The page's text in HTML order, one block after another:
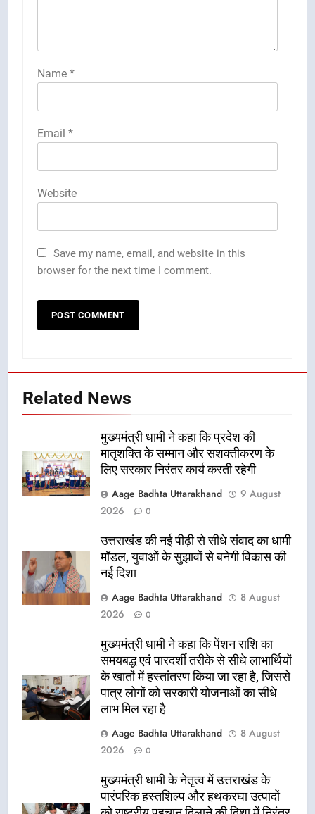
Name *
Email *
Website
Save my name, email, and website in this
browser for the next time I comment.
Related News
मुख्यमंत्री धामी ने कहा कि प्रदेश की
मातृशक्ति के सम्मान और सशक्तीकरण के
लिए सरकार निरंतर कार्य करती रहेगी
Aage Badhta Uttarakhand
9 August
2026
0
उत्तराखंड की नई पीढ़ी से सीधे संवाद का धामी
मॉडल, युवाओं के सुझावों से बनेगी विकास की
नई दिशा
Aage Badhta Uttarakhand
8 August
2026
0
मुख्यमंत्री धामी ने कहा कि पेंशन राशि का
समयबद्ध एवं पारदर्शी तरीके से सीधे लाभार्थियों
के खातों में हस्तांतरण किया जा रहा है, जिससे
पात्र लोगों को सरकारी योजनाओं का सीधे
लाभ मिल रहा है
Aage Badhta Uttarakhand
8 August
2026
0
मुख्यमंत्री धामी के नेतृत्व में उत्तराखंड के
पारंपरिक हस्तशिल्प और हथकरघा उत्पादों